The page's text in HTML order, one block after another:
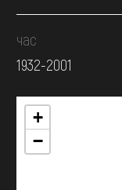
час
1932-2001
+
−